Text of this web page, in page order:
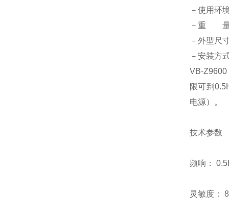
－使用环
－重 量
－外型尺
－安装方
VB-
限可到
电源）。
技术参数
频响：
灵敏度：